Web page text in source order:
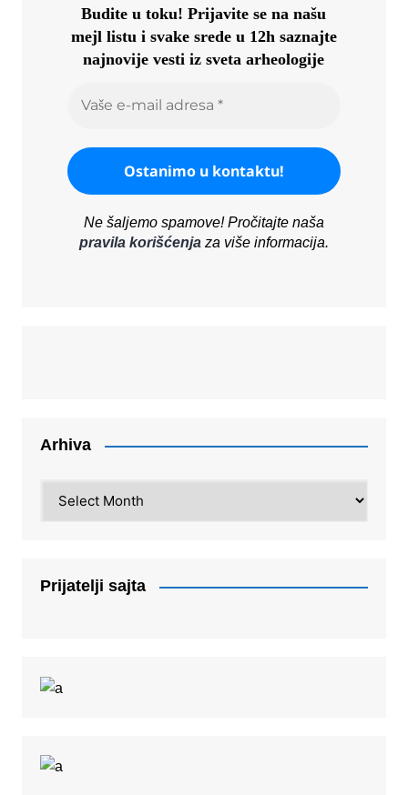
Budite u toku!Prijavite se na našu
mejl listu i svake srede u 12h saznajte
najnovije vesti iz sveta arheologije
Ne šaljemo spamove! Pročitajte naša
pravila korišćenjaza više informacija.
Arhiva
Prijatelji sajta